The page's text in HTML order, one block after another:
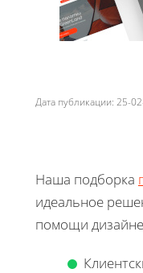
Дата публикации: 25-
Наша подборка
идеальное
помощи